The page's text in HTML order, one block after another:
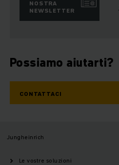
NOSTRA
NEWSLETTER
Possiamo aiutarti?
CONTATTACI
Jungheinrich
Le vostre soluzioni